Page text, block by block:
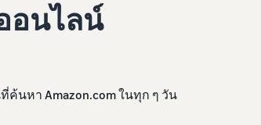
อนไลน์
นหา Amazon.com ในทุก ๆ วัน